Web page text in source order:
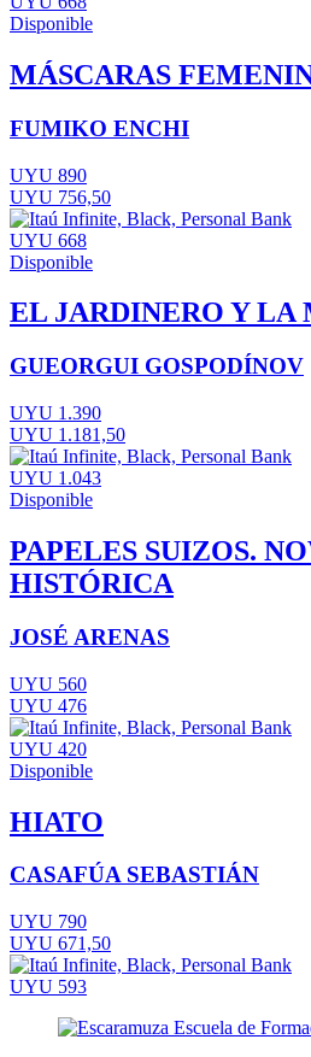
Disponible
MÁSCARAS
FUMIKO ENCHI
UYU 890
UYU 756,50
UYU 668
Disponible
EL JARDINERO Y LA
GUEORGUI GOSPODÍNOV
UYU 1.390
UYU 1.181,50
UYU 1.043
Disponible
PAPELES SUIZOS.
HISTÓRICA
JOSÉ ARENAS
UYU 560
UYU 476
UYU 420
Disponible
HIATO
CASAFÚA SEBASTIÁN
UYU 790
UYU 671,50
UYU 593